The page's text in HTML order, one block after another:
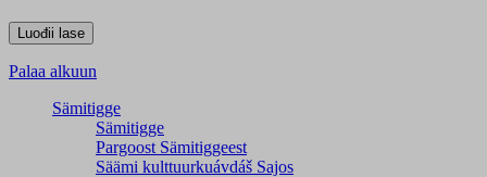
Palaa alkuun
Sämitigge
Sämitigge
Pargoost Sämitiggeest
Säämi kulttuurkuávdáš Sajos